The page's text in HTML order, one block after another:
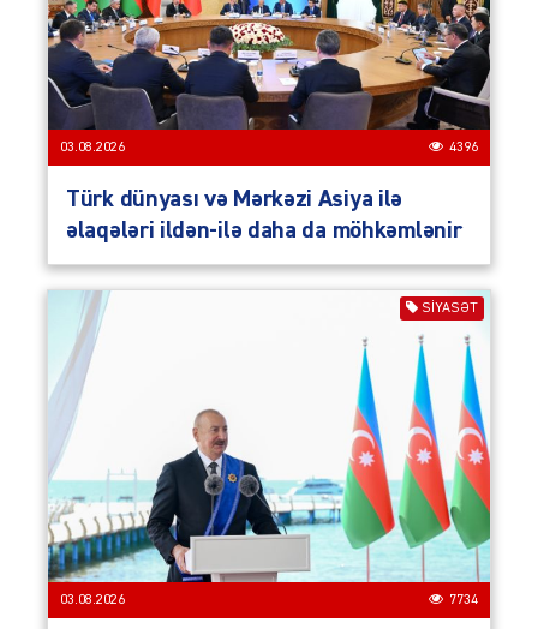
03.08.2026 4396
Türk dünyası və Mərkəzi Asiya ilə
əlaqələri ildən-ilə daha da möhkəmlənir
SIYASƏT
03.08.2026 7734